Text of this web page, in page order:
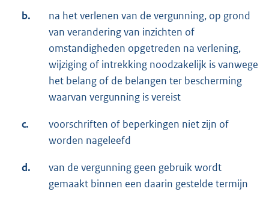
b.
na het verlenen van de vergunning, op grond
van verandering van inzichten of
omstandigheden opgetreden na verlening,
wijziging of intrekking noodzakelijk is vanwege
het belang of de belangen ter bescherming
waarvan vergunning is vereist
c.
voorschriften of beperkingen niet zijn of
worden nageleefd
d.
van de vergunning geen gebruik wordt
gemaakt binnen een daarin gestelde termijn